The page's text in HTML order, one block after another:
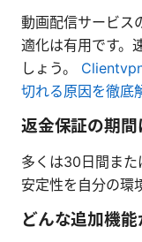
動画配信サービス
適化は有用です。
しょう。
切れる原因を徹底
返金保証の期間
多くは30日間また
安定性を自分の環
どんな追加機